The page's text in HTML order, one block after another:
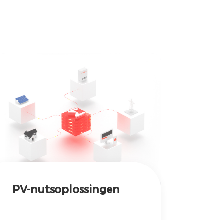
PV-nutsoplossingen